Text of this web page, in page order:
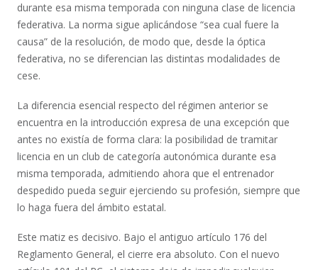
durante esa misma temporada con ninguna clase de licencia
federativa. La norma sigue aplicándose “sea cual fuere la
causa” de la resolución, de modo que, desde la óptica
federativa, no se diferencian las distintas modalidades de
cese.
La diferencia esencial respecto del régimen anterior se
encuentra en la introducción expresa de una excepción que
antes no existía de forma clara: la posibilidad de tramitar
licencia en un club de categoría autonómica durante esa
misma temporada, admitiendo ahora que el entrenador
despedido pueda seguir ejerciendo su profesión, siempre que
lo haga fuera del ámbito estatal.
Este matiz es decisivo. Bajo el antiguo artículo 176 del
Reglamento General, el cierre era absoluto. Con el nuevo